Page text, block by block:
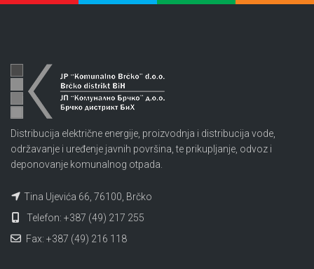
Distribucija električne energije, proizvodnja i distribucija vode,
održavanje i uređenje javnih površina, te prikupljanje, odvoz i
deponovanje komunalnog otpada.
Tina Ujevića 66, 76100, Brčko
Telefon: +387 (49) 217 255
Fax: +387 (49) 216 118